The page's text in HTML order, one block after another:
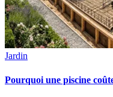
Jardin
Pourquoi une piscine